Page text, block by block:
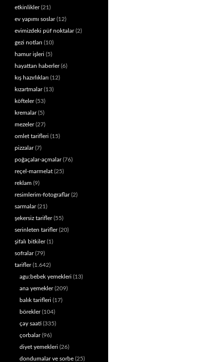
etkinlikler(21)
ev yapımı soslar(12)
evimizdeki püf noktalar(2)
gezi notları (10)
hamur işleri (5)
hayattan haberler(6)
kış hazırlıkları (12)
kızartmalar(13)
köfteler(53)
kremalar(5)
mezeler(27)
omlet tarifleri (15)
pizzalar(7)
poğaçalar-açmalar(76)
reçel-marmelat (25)
reklam (9)
resimlerim-fotograflar(2)
sarmalar(21)
şekersiz tarifler(55)
serinleten tarifler(20)
şifalı bitkiler(1)
sofralar(79)
tarifler(1.642)
agu:bebek yemekleri (13)
ana yemekler(209)
balık tarifleri (17)
börekler(104)
çay saati (335)
çorbalar(96)
diyet yemekleri (26)
dondumalar ve sorbe (25)